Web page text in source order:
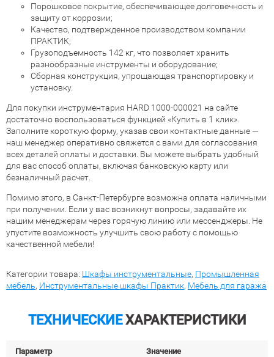
Порошковое покрытие, обеспечивающее долговечность и
защиту от коррозии;
Качество, подтвержденное производством компании
ПРАКТИК;
Грузоподъемность 142 кг, что позволяет хранить
разнообразные инструменты и оборудование;
Сборная конструкция, упрощающая транспортировку и
установку.
Для покупки инструментария HARD 1000-000021 на сайте
достаточно воспользоваться функцией «Купить в 1 клик».
Заполните короткую форму, указав свои контактные данные —
наш менеджер оперативно свяжется с вами для согласования
всех деталей оплаты и доставки. Вы можете выбрать удобный
для вас способ оплаты, включая банковскую карту или
безналичный расчет.
Помимо этого, в Санкт-Петербурге возможна оплата наличными
при получении. Если у вас возникнут вопросы, задавайте их
нашим менеджерам через горячую линию или мессенджеры. Не
упустите возможность улучшить свою работу с помощью
качественной мебели!
Категории товара: Шкафы инструментальные, Промышленная
мебель, Инструментальные шкафы Практик, Мебель для гаража
ТЕХНИЧЕСКИЕХАРАКТЕРИСТИКИ
Параметр Значение